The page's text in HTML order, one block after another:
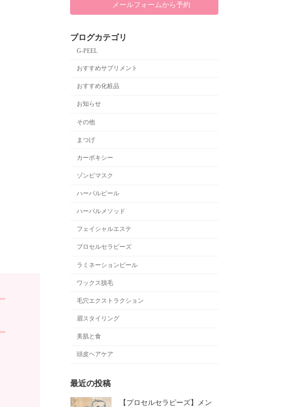
メールフォームから予約
ブログカテゴリ
G-PEEL
おすすめサプリメント
おすすめ化粧品
お知らせ
その他
まつげ
カーボキシー
ゾンビマスク
ハーバルピール
ハーバルメソッド
フェイシャルエステ
プロセルセラピーズ
ラミネーションピール
ワックス脱毛
毛穴エクストラクション
眉スタイリング
美肌と食
頭皮ヘアケア
最近の投稿
【プロセルセラピーズ】メン